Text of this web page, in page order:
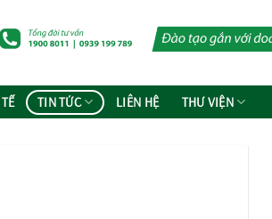
TIN TỨC LIÊN HỆ THƯ VIỆN